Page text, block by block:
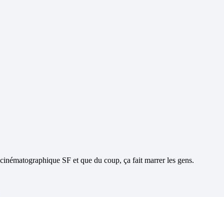
SF et que du coup, ça fait marrer les gens.